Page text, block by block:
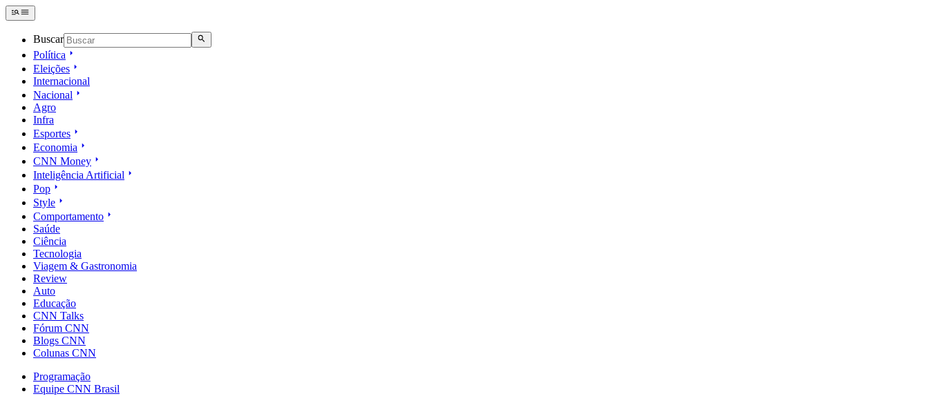
Buscar
Política
Eleições
Internacional
Nacional
Agro
Infra
Esportes
Economia
CNN Money
Inteligência Artificial
Pop
Style
Comportamento
Saúde
Ciência
Tecnologia
Viagem & Gastronomia
Review
Auto
Educação
CNN Talks
Fórum CNN
Blogs CNN
Colunas CNN
Programação
Equipe CNN Brasil